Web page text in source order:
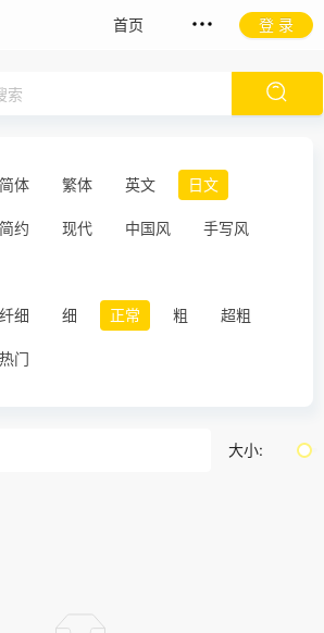
首页 登 录
简体 繁体 英文 日文
简约 现代 中国风 手写风
纤细 细 正常 粗 超粗
热门
大小: